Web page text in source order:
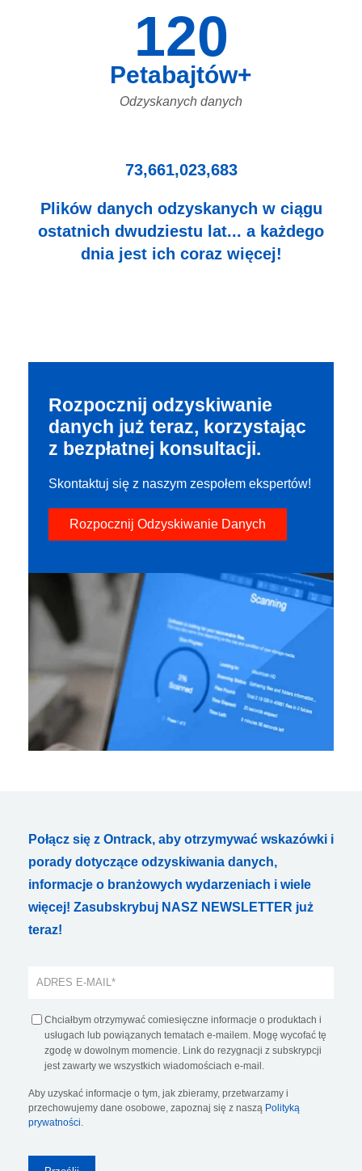
120
Petabajtów+
Odzyskanych danych
73,661,023,683
Plików danych odzyskanych w ciągu
ostatnich dwudziestu lat... a każdego
dnia jest ich coraz więcej!
Rozpocznij odzyskiwanie
danych już teraz, korzystając
z bezpłatnej konsultacji.
Skontaktuj się z naszym zespołem ekspertów!
Rozpocznij Odzyskiwanie Danych
Połącz się z Ontrack, aby otrzymywać wskazówki i
porady dotyczące odzyskiwania danych,
informacje o branżowych wydarzeniach i wiele
więcej! Zasubskrybuj NASZ NEWSLETTER już
teraz!
Chciałbym otrzymywać comiesięczne informacje o produktach i
usługach lub powiązanych tematach e-mailem. Mogę wycofać tę
zgodę w dowolnym momencie. Link do rezygnacji z subskrypcji
jest zawarty we wszystkich wiadomościach e-mail.
Aby uzyskać informacje o tym, jak zbieramy, przetwarzamy i
przechowujemy dane osobowe, zapoznaj się z naszą Polityką
prywatności.